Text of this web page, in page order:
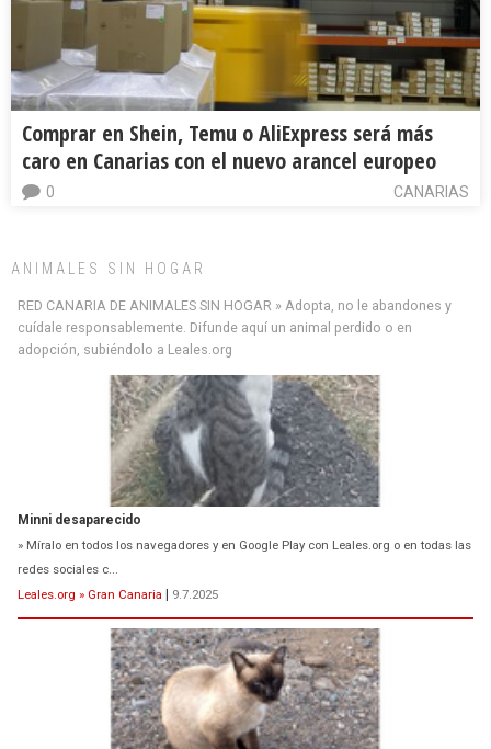
Comprar en Shein, Temu o AliExpress será más
caro en Canarias con el nuevo arancel europeo
CANARIAS
0
ANIMALES SIN HOGAR
RED CANARIA DE ANIMALES SIN HOGAR » Adopta, no le abandones y
cuídale responsablemente. Difunde aquí un animal perdido o en
adopción, subiéndolo a Leales.org
Minni desaparecido
» Míralo en todos los navegadores y en Google Play con Leales.org o en todas las
redes sociales c...
Leales.org » Gran Canaria | 9.7.2025